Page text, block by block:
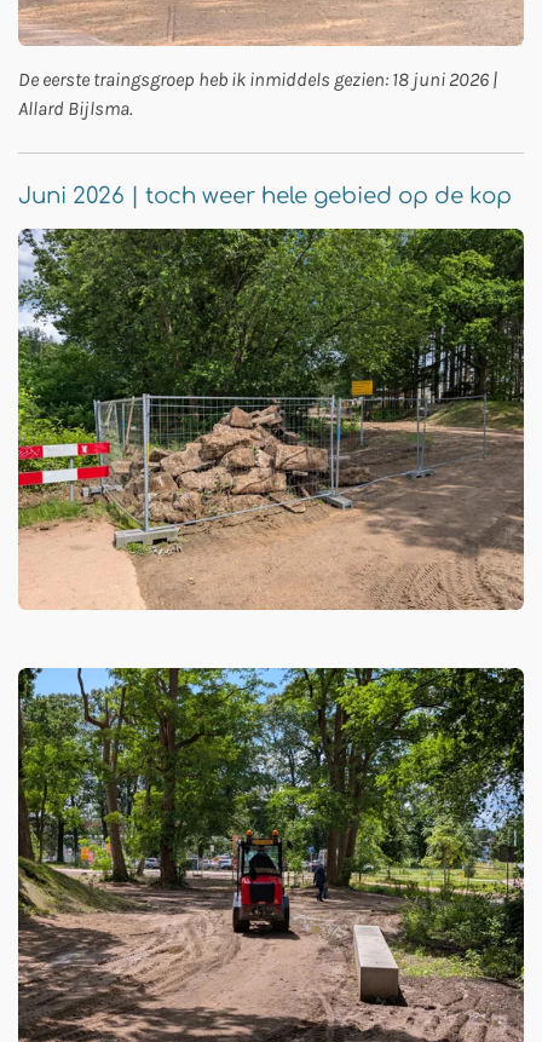
De eerste traingsgroep heb ik inmiddels gezien: 18 juni 2026 |
Allard Bijlsma.
Juni 2026 | toch weer hele gebied op de kop